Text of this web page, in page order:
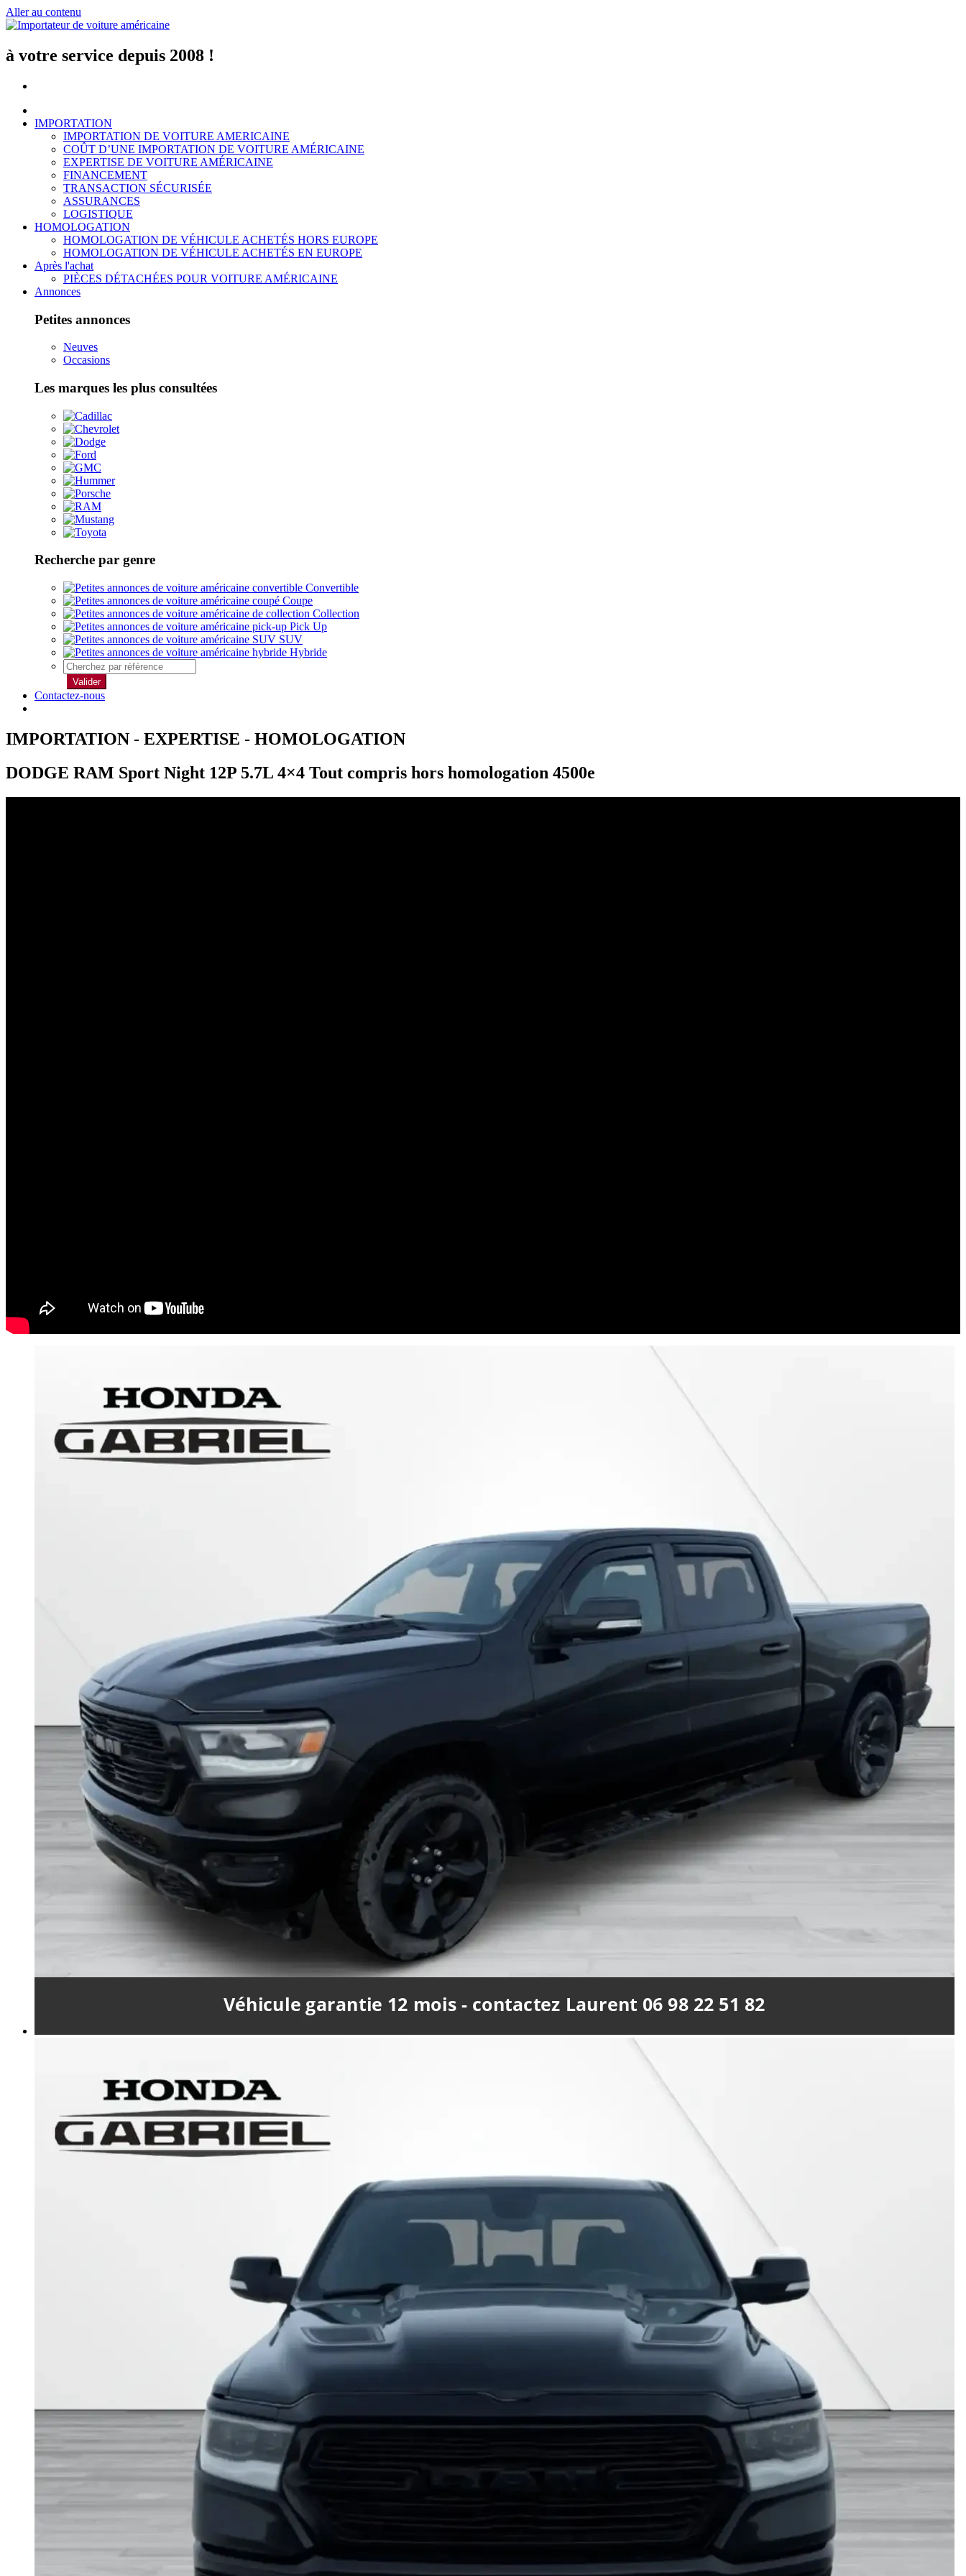
Aller au contenu
à votre service depuis 2008 !
IMPORTATION
IMPORTATION DE VOITURE AMERICAINE
COÛT D’UNE IMPORTATION DE VOITURE AMÉRICAINE
EXPERTISE DE VOITURE AMÉRICAINE
FINANCEMENT
TRANSACTION SÉCURISÉE
ASSURANCES
LOGISTIQUE
HOMOLOGATION
HOMOLOGATION DE VÉHICULE ACHETÉS HORS EUROPE
HOMOLOGATION DE VÉHICULE ACHETÉS EN EUROPE
Après l'achat
PIÈCES DÉTACHÉES POUR VOITURE AMÉRICAINE
Annonces
Petites annonces
Neuves
Occasions
Les marques les plus consultées
Recherche par genre
Convertible
Coupe
Collection
Pick Up
SUV
Hybride
Valider
Contactez-nous
IMPORTATION - EXPERTISE - HOMOLOGATION
DODGE RAM Sport Night 12P 5.7L 4×4 Tout compris hors homologation 4500e